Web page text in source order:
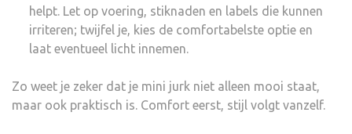
helpt. Let op voering, stiknaden en labels die kunnen
irriteren; twijfel je, kies de comfortabelste optie en
laat eventueel licht innemen.
Zo weet je zeker dat je mini jurk niet alleen mooi staat,
maar ook praktisch is. Comfort eerst, stijl volgt vanzelf.